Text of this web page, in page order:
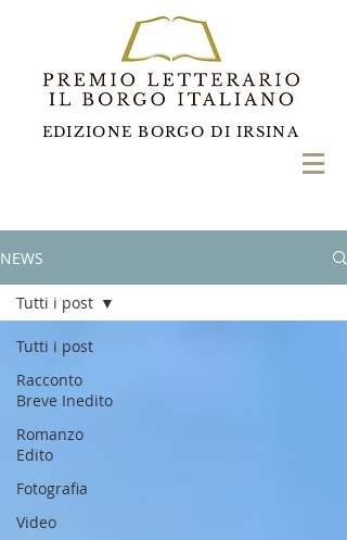
EDIZIONE BORGO DI IRSINA
NEWS
Tutti i post
Racconto
Breve Inedito
Romanzo
Edito
Fotografia
Video
Tutti i post